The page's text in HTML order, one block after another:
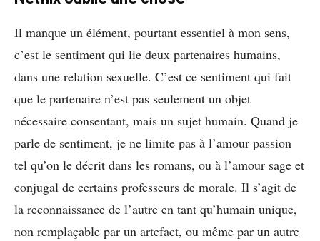
Il manque un élément, pourtant essentiel à mon sens,
c’est le sentiment qui lie deux partenaires humains,
dans une relation sexuelle. C’est ce sentiment qui fait
que le partenaire n’est pas seulement un objet
nécessaire consentant, mais un sujet humain. Quand je
parle de sentiment, je ne limite pas à l’amour passion
tel qu’on le décrit dans les romans, ou à l’amour sage et
conjugal de certains professeurs de morale. Il s’agit de
la reconnaissance de l’autre en tant qu’humain unique,
non remplaçable par un artefact, ou même par un autre